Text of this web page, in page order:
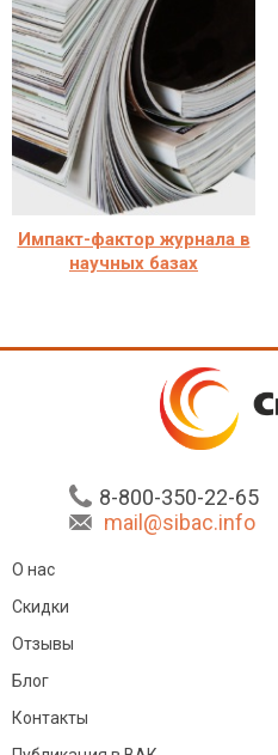
Импакт-фактор журнала в
научных базах
8-800-350-22-65
mail@sibac.info
О нас
Скидки
Отзывы
Блог
Контакты